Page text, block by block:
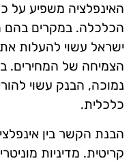
האינפלציה משפיע על
הכלכלה. במקרים בהם
ישראל עשוי להעלות
הצמיחה של המחירים.
נמוכה, הבנק עשוי
כלכלית.
הבנת הקשר בין
קריטית. מדיניות